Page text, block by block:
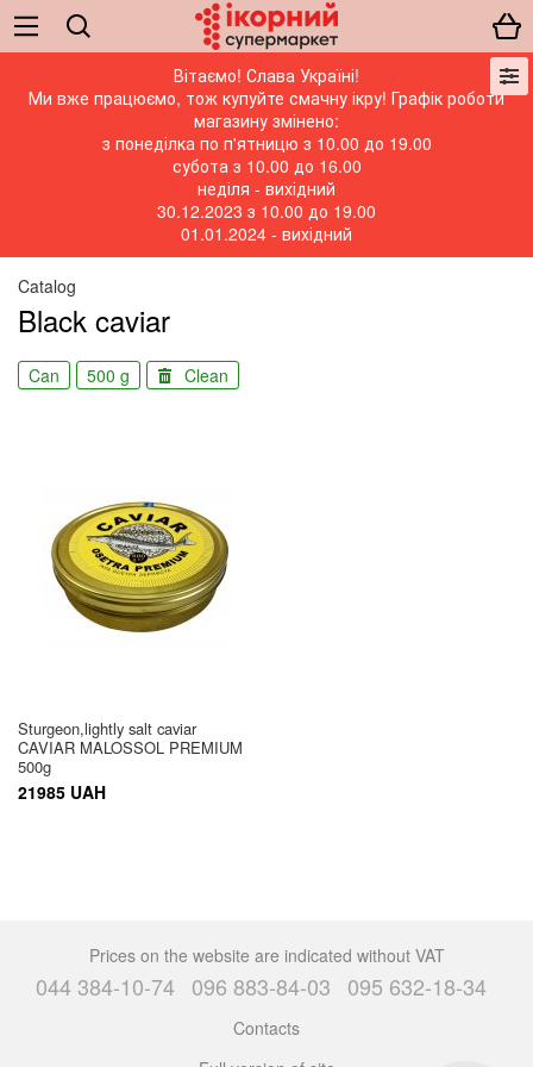
Вітаємо! Слава Україні!
Ми вже працюємо, тож купуйте смачну ікру! Графік роботи
магазину змінено:
з понеділка по п'ятницю з 10.00 до 19.00
субота з 10.00 до 16.00
неділя - вихідний
30.12.2023 з 10.00 до 19.00
01.01.2024 - вихідний
Catalog
Black caviar
Can 500 g Clean
Sturgeon,lightly salt caviar
CAVIAR MALOSSOL PREMIUM
500g
21985 UAH
Prices on the website are indicated without VAT
044 384-10-74 096 883-84-03 095 632-18-34
Contacts